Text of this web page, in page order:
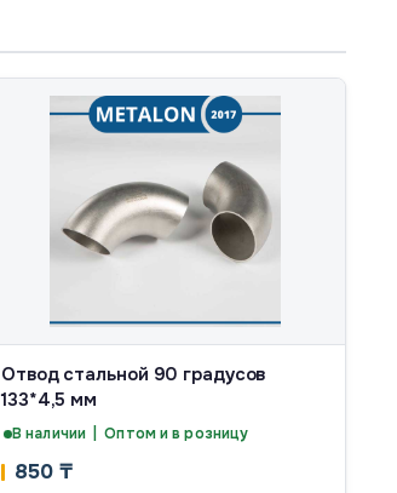
Отвод стальной 90 градусов
133*4,5 мм
В наличии | Оптом и в розницу
850 ₸